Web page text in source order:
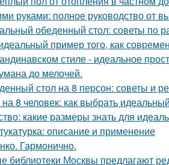
руками: полное руководство от
обеденный стол: советы по
пример того, как
стиле - идеальное
до мелочей.
стол на 8 персон: советы и
8 человек: как выбрать
какие размеры знать для
описание и применение
Гармонично.
библиотеки Москвы предлагают